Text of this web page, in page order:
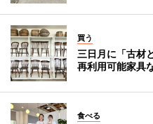
買う
三日月に「古材
再利用可能家具
食べる